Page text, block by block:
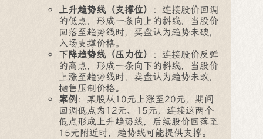
上升趋势线（支撑位）
：连接股价回调
的低点，形成一条向上的斜线，当股价
回落至趋势线时，买盘认为趋势未破，
入场支撑价格。
下降趋势线（压力位）
：连接股价反弹
的高点，形成一条向下的斜线，当股价
上涨至趋势线时，卖盘认为趋势未改，
抛售压制价格。
案例 ：某股从10元上涨至20元，期间
回调低点为12元、15元，连接这两个
低点形成上升趋势线，后续股价回落至
15元附近时，趋势线可能提供支撑。